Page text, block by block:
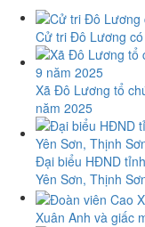
Cử tri Đô Lương
Xã Đô Lương tổ
năm 2025
Đại biểu HĐND
Yên Sơn, Thịnh
Xuân Anh và giấc